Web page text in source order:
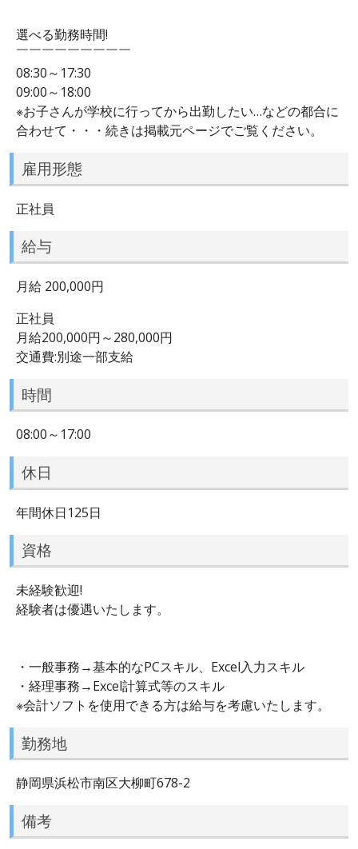
選べる勤務時間!
￣￣￣￣￣￣￣￣￣
08:30～17:30
09:00～18:00
※お子さんが学校に行ってから出勤したい…などの都合に
合わせて・・・続きは掲載元ページでご覧ください。
雇用形態
正社員
給与
月給 200,000円
正社員
月給200,000円～280,000円
交通費:別途一部支給
時間
08:00～17:00
休日
年間休日125日
資格
未経験歓迎!
経験者は優遇いたします。
・一般事務→基本的なPCスキル、Excel入力スキル
・経理事務→Excel計算式等のスキル
※会計ソフトを使用できる方は給与を考慮いたします。
勤務地
静岡県浜松市南区大柳町678-2
備考